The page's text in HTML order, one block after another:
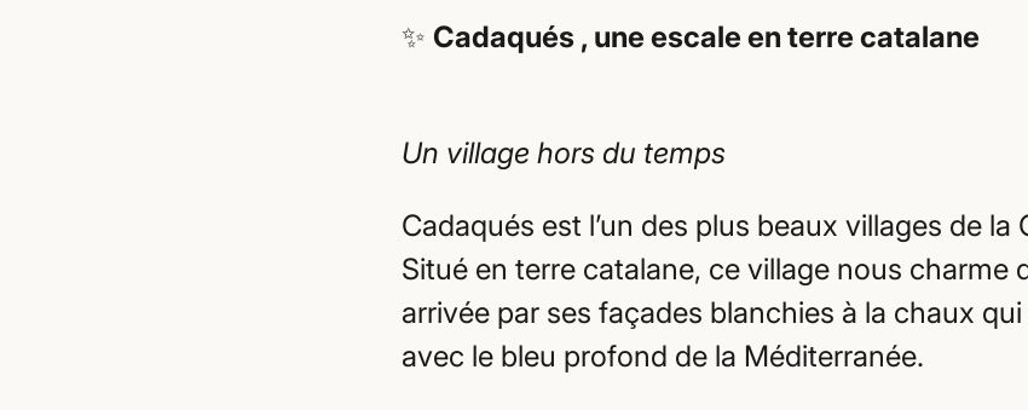
✨ Cadaqués , une escale en terre catalane
Un village hors du temps
Cadaqués est l’un des plus beaux villages de la
Situé en terre catalane, ce village nous charme
arrivée par ses façades blanchies à la chaux
avec le bleu profond de la Méditerranée.